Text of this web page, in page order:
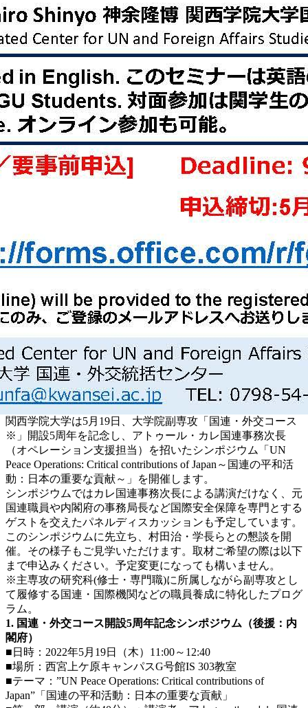
関西学院大学は5月19日、大学院副専攻「国連・外交コース
※」開設5周年を記念し、アトゥール・カレ国連事務次長
（オペレーション支援担当）を招いたシンポジウム「UN
Peace Operations: Critical contributions of Japan～国連の平和活
動：日本の重要な貢献～」を開催します。
シンポジウムではカレ国連事務次長による講演だけなく、元
国連職員や内閣府の事務局長など国際安全保障を専門とする
ゲストを交えたパネルディスカッションも予定しています。
このシンポジウムに先立ち、村田治・学長らとの懇談を開
催。その様子もご見学いただけます。取材ご希望の際は以下
まで申込みください。予定変更になっても構いません。
※主専攻の研究科(修士・専門職)に所属しながら副専攻とし
て履修する国連・国際機関などの職員養成に特化したプログ
ラム。
1. 国連・外交コース開設5周年記念シンポジウム（後援：内
閣府）
■日時：2022年5月19日（木）11:00～12:40
■場所：西宮上ケ原キャンパスG号館IS 303教室
■テーマ：”UN Peace Operations: Critical contributions of
Japan”「国連の平和活動：日本の重要な貢献」